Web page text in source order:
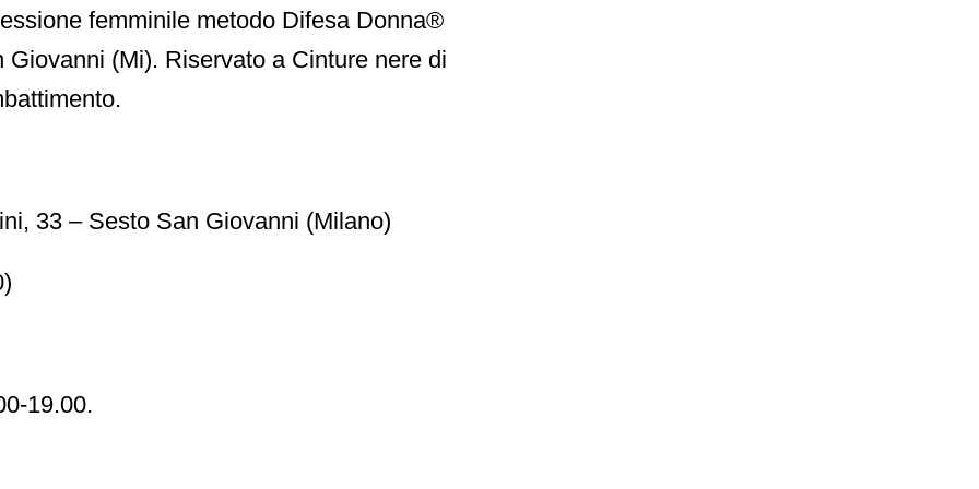
femminile metodo Difesa Donna®
Giovanni (Mi). Riservato a Cinture nere di
33 – Sesto San Giovanni (Milano)
19.00.